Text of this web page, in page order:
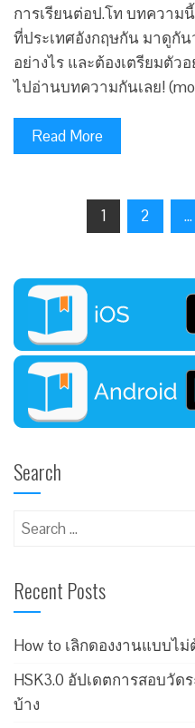
การเรียนต่อป.โท บทความ
ที่ประเทศอังกฤษกัน มาดูกั
อย่างไร และต้องเตรียมตัว
ไปอ่านบทความกันเลย!
Read More
1 2 …
Search
Recent Posts
How to เลิกดองงานแบบไม่
HSK3.0 อัปเดตการสอบวั
บ้าง